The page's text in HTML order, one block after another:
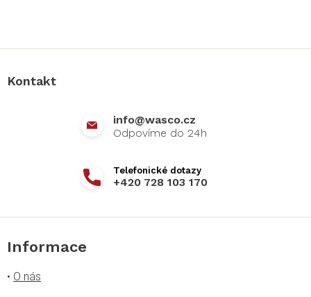
Kontakt
info@wasco.cz
+420 728 103 170
Informace
• O nás